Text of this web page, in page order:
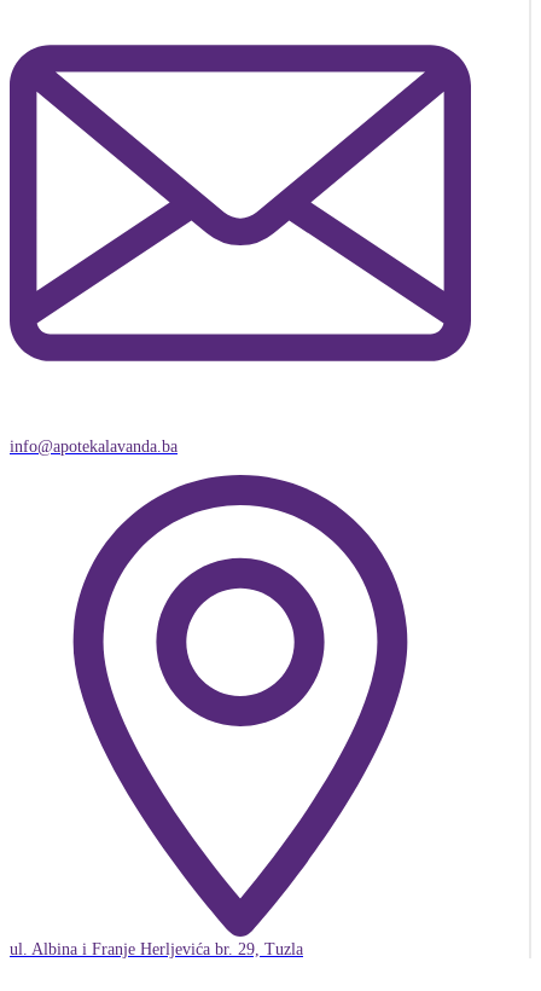
info@apotekalavanda.ba
ul. Albina i Franje Herljevića br. 29, Tuzla